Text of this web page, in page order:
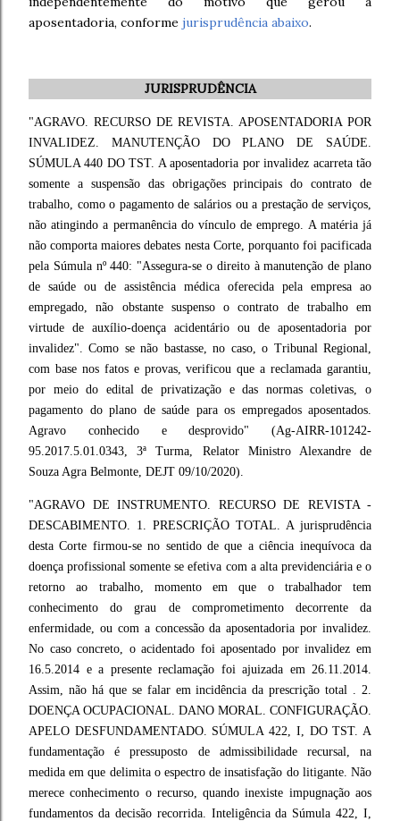
aposentadoria, conforme jurisprudência abaixo.
JURISPRUDÊNCIA
"AGRAVO. RECURSO DE REVISTA. APOSENTADORIA POR
INVALIDEZ. MANUTENÇÃO DO PLANO DE SAÚDE.
SÚMULA 440 DO TST. A aposentadoria por invalidez acarreta tão
somente a suspensão das obrigações principais do contrato de
trabalho, como o pagamento de salários ou a prestação de serviços,
não atingindo a permanência do vínculo de emprego. A matéria já
não comporta maiores debates nesta Corte, porquanto foi pacificada
pela Súmula nº 440: "Assegura-se o direito à manutenção de plano
de saúde ou de assistência médica oferecida pela empresa ao
empregado, não obstante suspenso o contrato de trabalho em
virtude de auxílio-doença acidentário ou de aposentadoria por
invalidez". Como se não bastasse, no caso, o Tribunal Regional,
com base nos fatos e provas, verificou que a reclamada garantiu,
por meio do edital de privatização e das normas coletivas, o
pagamento do plano de saúde para os empregados aposentados.
Agravo conhecido e desprovido" (Ag-AIRR-101242-
95.2017.5.01.0343, 3ª Turma, Relator Ministro Alexandre de
Souza Agra Belmonte, DEJT 09/10/2020).
"AGRAVO DE INSTRUMENTO. RECURSO DE REVISTA -
DESCABIMENTO. 1. PRESCRIÇÃO TOTAL. A jurisprudência
desta Corte firmou-se no sentido de que a ciência inequívoca da
doença profissional somente se efetiva com a alta previdenciária e o
retorno ao trabalho, momento em que o trabalhador tem
conhecimento do grau de comprometimento decorrente da
enfermidade, ou com a concessão da aposentadoria por invalidez.
No caso concreto, o acidentado foi aposentado por invalidez em
16.5.2014 e a presente reclamação foi ajuizada em 26.11.2014.
Assim, não há que se falar em incidência da prescrição total . 2.
DOENÇA OCUPACIONAL. DANO MORAL. CONFIGURAÇÃO.
APELO DESFUNDAMENTADO. SÚMULA 422, I, DO TST. A
fundamentação é pressuposto de admissibilidade recursal, na
medida em que delimita o espectro de insatisfação do litigante. Não
merece conhecimento o recurso, quando inexiste impugnação aos
fundamentos da decisão recorrida. Inteligência da Súmula 422, I,